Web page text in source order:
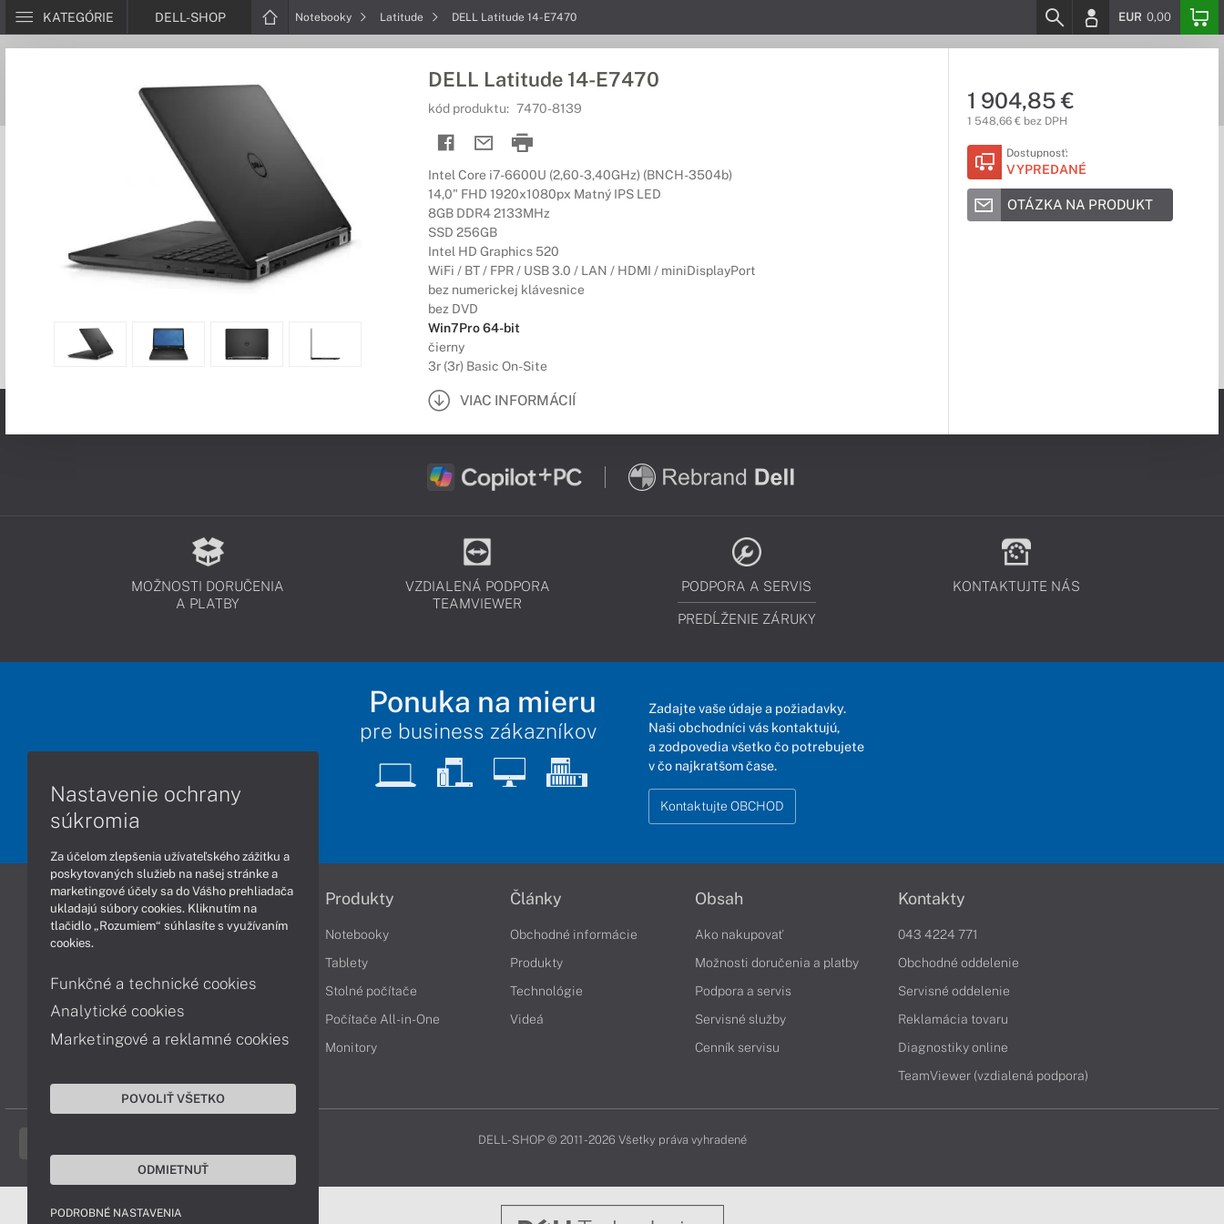
KATEGÓRIE DELL-SHOP Notebooky Latitude DELL Latitude 14-E7470 EUR 0,00
DELL Latitude 14-E7470
kód produktu: 7470-8139
Intel Core i7-6600U (2,60-3,40GHz) (BNCH-3504b)
14,0" FHD 1920x1080px Matný IPS LED
8GB DDR4 2133MHz
SSD 256GB
Intel HD Graphics 520
WiFi / BT / FPR / USB 3.0 / LAN / HDMI / miniDisplayPort
bez numerickej klávesnice
bez DVD
Win7Pro 64-bit
čierny
3r (3r) Basic On-Site
VIAC INFORMÁCIÍ
1 904,85 €
1 548,66 € bez DPH
Dostupnosť:
VYPREDANÉ
OTÁZKA NA PRODUKT
MOŽNOSTI DORUČENIA
A PLATBY
VZDIALENÁ PODPORA
TEAMVIEWER
PODPORA A SERVIS
PREDĹŽENIE ZÁRUKY
KONTAKTUJTE NÁS
Ponuka na mieru
pre business zákazníkov
Zadajte vaše údaje a požiadavky.
Naši obchodníci vás kontaktujú,
a zodpovedia všetko čo potrebujete
v čo najkratšom čase.
Kontaktujte OBCHOD
Informácie
Obchodné podmienky
Ochrana osobných údajov
Vrátenie tovaru
Vyhlásenie o prístupnosti
Produkty
Notebooky
Tablety
Stolné počítače
Počítače All-in-One
Monitory
Články
Obchodné informácie
Produkty
Technológie
Videá
Obsah
Ako nakupovať
Možnosti doručenia a platby
Podpora a servis
Servisné služby
Cenník servisu
Kontakty
043 4224 771
Obchodné oddelenie
Servisné oddelenie
Reklamácia tovaru
Diagnostiky online
TeamViewer (vzdialená podpora)
DELL-SHOP © 2011 - 2026 Všetky práva vyhradené
Nastavenie ochrany
súkromia
Za účelom zlepšenia užívateľského zážitku a
poskytovaných služieb na našej stránke a
marketingové účely sa do Vášho prehliadača
ukladajú súbory cookies. Kliknutím na
tlačidlo „Rozumiem“ súhlasíte s využívaním
cookies.
Funkčné a technické cookies
Analytické cookies
Marketingové a reklamné cookies
POVOLIŤ VŠETKO
ODMIETNUŤ
PODROBNÉ NASTAVENIA